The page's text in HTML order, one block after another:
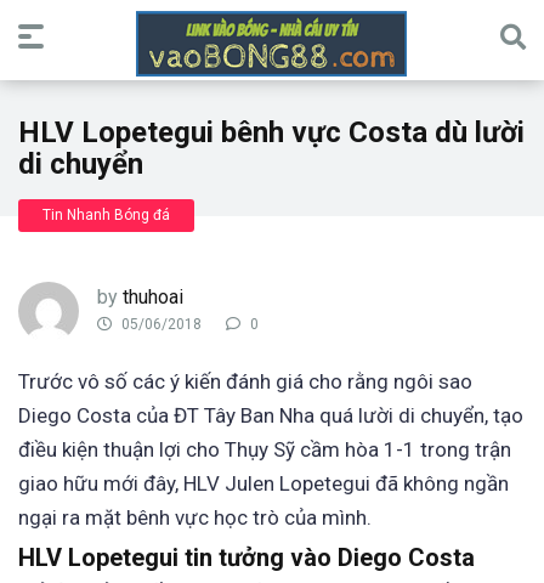
HLV Lopetegui bênh vực Costa dù lười
di chuyển
Tin Nhanh Bóng đá
by thuhoai
05/06/2018 0
Trước vô số các ý kiến đánh giá cho rằng ngôi sao
Diego Costa của ĐT Tây Ban Nha quá lười di chuyển, tạo
điều kiện thuận lợi cho Thụy Sỹ cầm hòa 1-1 trong trận
giao hữu mới đây, HLV Julen Lopetegui đã không ngần
ngại ra mặt bênh vực học trò của mình.
HLV Lopetegui tin tưởng vào Diego Costa